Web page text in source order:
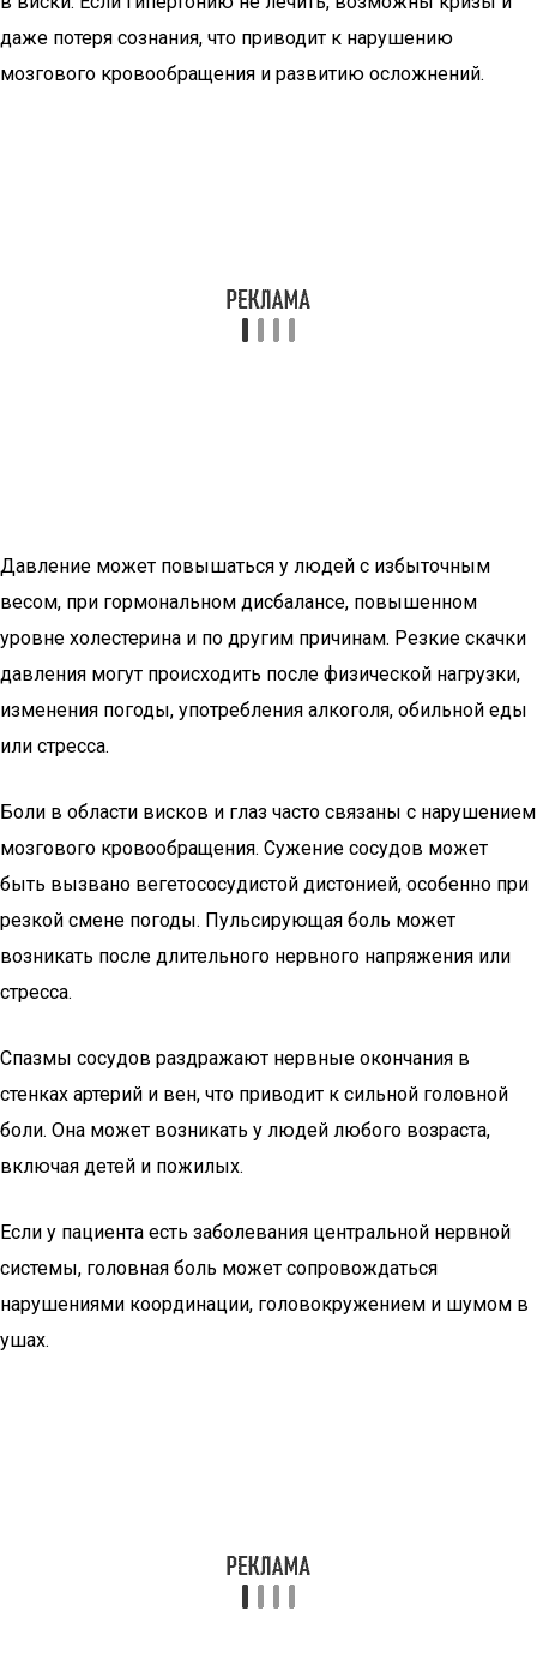
даже потеря сознания, что приводит к нарушению
мозгового кровообращения и развитию осложнений.
Давление может повышаться у людей с избыточным
весом, при гормональном дисбалансе, повышенном
уровне холестерина и по другим причинам. Резкие скачки
давления могут происходить после физической нагрузки,
изменения погоды, употребления алкоголя, обильной еды
или стресса.
Боли в области висков и глаз часто связаны с нарушением
мозгового кровообращения. Сужение сосудов может
быть вызвано вегетососудистой дистонией, особенно при
резкой смене погоды. Пульсирующая боль может
возникать после длительного нервного напряжения или
стресса.
Спазмы сосудов раздражают нервные окончания в
стенках артерий и вен, что приводит к сильной головной
боли. Она может возникать у людей любого возраста,
включая детей и пожилых.
Если у пациента есть заболевания центральной нервной
системы, головная боль может сопровождаться
нарушениями координации, головокружением и шумом в
ушах.